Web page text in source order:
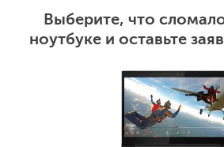
Выберите, что
ноутбуке и оставьте